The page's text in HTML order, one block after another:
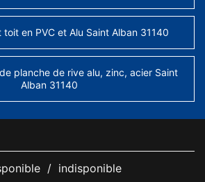
en PVC et Alu Saint Alban 31140
planche de rive alu, zinc, acier Saint
Alban 31140
/ indisponible